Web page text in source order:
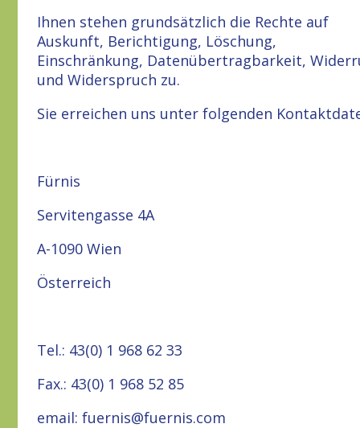
Ihnen stehen grundsätzlich die Rechte auf
Auskunft, Berichtigung, Löschung,
Einschränkung, Datenübertragbarkeit,
und Widerspruch zu.
Sie erreichen uns unter folgenden
Fürnis
Servitengasse 4A
A-1090 Wien
Österreich
Tel.: 43(0) 1 968 62 33
Fax.: 43(0) 1 968 52 85
email: fuernis@fuernis.com